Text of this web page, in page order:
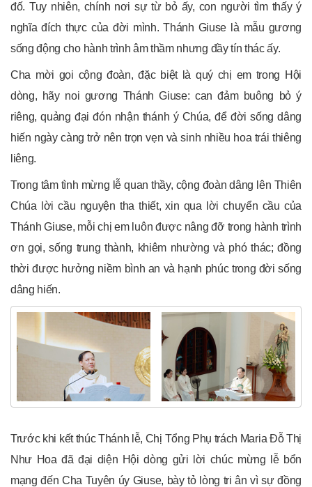
đố. Tuy nhiên, chính nơi sự từ bỏ ấy, con người tìm thấy ý
nghĩa đích thực của đời mình. Thánh Giuse là mẫu gương
sống động cho hành trình âm thầm nhưng đầy tín thác ấy.
Cha mời gọi cộng đoàn, đặc biệt là quý chị em trong Hội
dòng, hãy noi gương Thánh Giuse: can đảm buông bỏ ý
riêng, quảng đại đón nhận thánh ý Chúa, để đời sống dâng
hiến ngày càng trở nên trọn vẹn và sinh nhiều hoa trái thiêng
liêng.
Trong tâm tình mừng lễ quan thầy, cộng đoàn dâng lên Thiên
Chúa lời cầu nguyện tha thiết, xin qua lời chuyển cầu của
Thánh Giuse, mỗi chị em luôn được nâng đỡ trong hành trình
ơn gọi, sống trung thành, khiêm nhường và phó thác; đồng
thời được hưởng niềm bình an và hạnh phúc trong đời sống
dâng hiến.
Trước khi kết thúc Thánh lễ, Chị Tổng Phụ trách Maria Đỗ Thị
Như Hoa đã đại diện Hội dòng gửi lời chúc mừng lễ bổn
mạng đến Cha Tuyên úy Giuse, bày tỏ lòng tri ân vì sự đồng